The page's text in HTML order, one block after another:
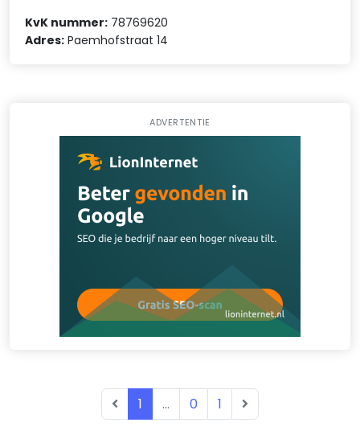
KvK nummer: 78769620
Adres: Paemhofstraat 14
ADVERTENTIE
1 ... 0 1